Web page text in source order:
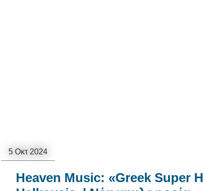
5 Οκτ 2024
Heaven Music: «Greek Super